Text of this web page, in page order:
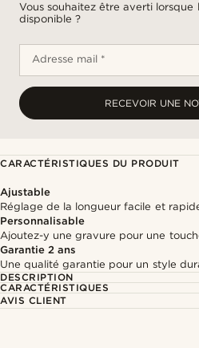
Vous souhaitez être averti
disponible ?
Adresse mail *
RECEVOIR UNE
CARACTÉRISTIQUES DU PRODUIT
Ajustable
Réglage de la longueur facile et
Personnalisable
Ajoutez-y une gravure pour une
Garantie 2 ans
Une qualité garantie pour un style
DESCRIPTION
CARACTÉRISTIQUES
AVIS CLIENT